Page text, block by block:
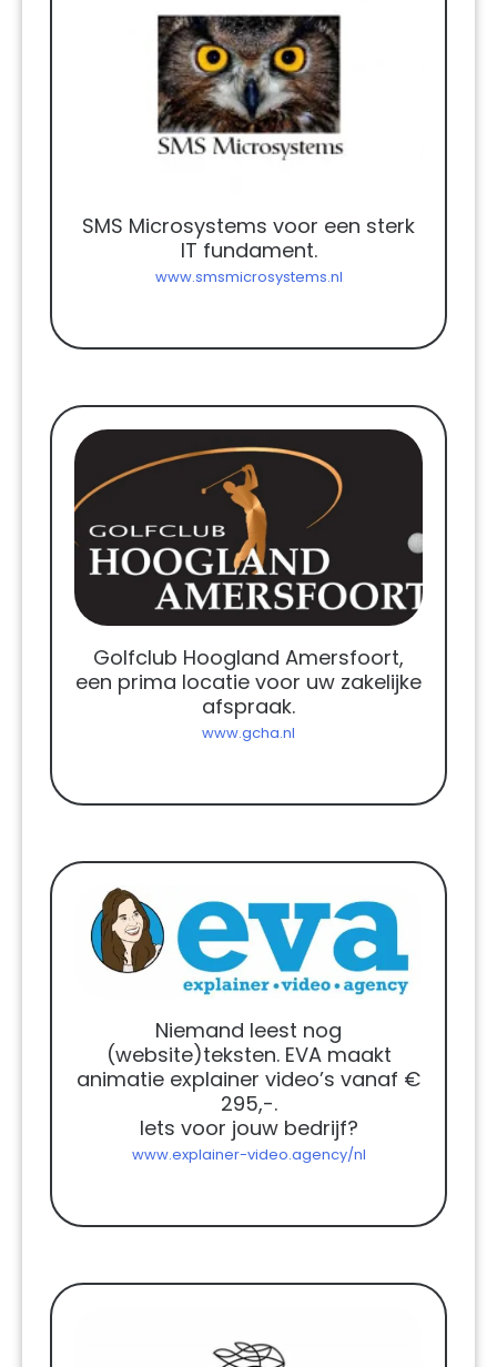
SMS Microsystems voor een sterk
IT fundament.
www.smsmicrosystems.nl
Golfclub Hoogland Amersfoort,
een prima locatie voor uw zakelijke
afspraak.
www.gcha.nl
Niemand leest nog
(website)teksten. EVA maakt
animatie explainer video’s vanaf €
295,-.
Iets voor jouw bedrijf?
www.explainer-video.agency/nl